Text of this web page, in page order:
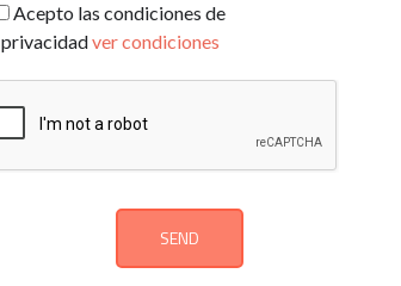
Acepto las condiciones de
privacidadver condiciones
SEND